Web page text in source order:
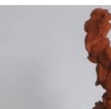
Bekijk